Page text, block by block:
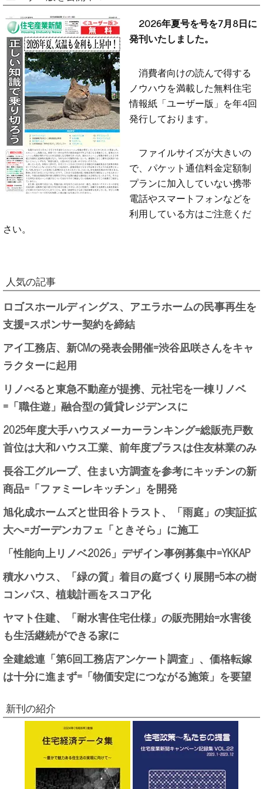
2026年夏号を号を7月8日に
発刊いたしました。
消費者向けの読んで得する
ノウハウを満載した無料住宅
情報紙「ユーザー版」を年4回
発行しております。
ファイルサイズが大きいの
で、パケット通信料金定額制
プランに加入していない携帯
電話やスマートフォンなどを
利用している方はご注意くだ
さい。
人気の記事
ロゴスホールディングス、アエラホームの民事再生を
支援=スポンサー契約を締結
アイ工務店、新CMの発表会開催=渋谷凪咲さんをキャ
ラクターに起用
リノべると東急不動産が提携、元社宅を一棟リノベ
=「職住遊」融合型の賃貸レジデンスに
2025年度大手ハウスメーカーランキング=総販売戸数
首位は大和ハウス工業、前年度プラスは住友林業のみ
長谷工グループ、住まい方調査を参考にキッチンの新
商品=「ファミーレキッチン」を開発
旭化成ホームズと世田谷トラスト、「雨庭」の実証拡
大へ=ガーデンカフェ「ときそら」に施工
「性能向上リノベ2026」デザイン事例募集中=YKKAP
積水ハウス、「緑の質」着目の庭づくり展開=5本の樹
コンパス、植栽計画をスコア化
ヤマト住建、「耐水害住宅仕様」の販売開始=水害後
も生活継続ができる家に
全建総連「第6回工務店アンケート調査」、価格転嫁
は十分に進まず=「物価安定につながる施策」を要望
新刊の紹介